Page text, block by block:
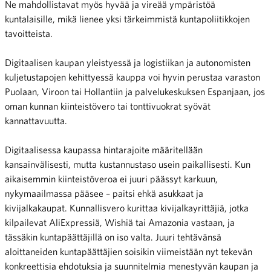
Ne mahdollistavat myös hyvää ja vireää ympäristöä
kuntalaisille, mikä lienee yksi tärkeimmistä kuntapoliitikkojen
tavoitteista.
Digitaalisen kaupan yleistyessä ja logistiikan ja autonomisten
kuljetustapojen kehittyessä kauppa voi hyvin perustaa varaston
Puolaan, Viroon tai Hollantiin ja palvelukeskuksen Espanjaan, jos
oman kunnan kiinteistövero tai tonttivuokrat syövät
kannattavuutta.
Digitaalisessa kaupassa hintarajoite määritellään
kansainvälisesti, mutta kustannustaso usein paikallisesti. Kun
aikaisemmin kiinteistöveroa ei juuri päässyt karkuun,
nykymaailmassa pääsee – paitsi ehkä asukkaat ja
kivijalkakaupat. Kunnallisvero kurittaa kivijalkayrittäjiä, jotka
kilpailevat AliExpressiä, Wishiä tai Amazonia vastaan, ja
tässäkin kuntapäättäjillä on iso valta. Juuri tehtävänsä
aloittaneiden kuntapäättäjien soisikin viimeistään nyt tekevän
konkreettisia ehdotuksia ja suunnitelmia menestyvän kaupan ja